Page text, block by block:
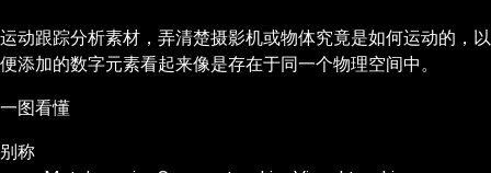
运动跟踪分析素材，弄清楚摄影机或物体究竟是如何运动的，以
便添加的数字元素看起来像是存在于同一个物理空间中。
一图看懂
别称